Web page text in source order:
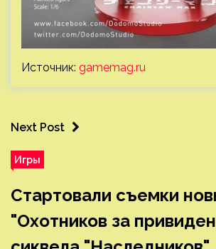
Источник: gamemag.ru
Next Post
Игры
Стартовали съемки
"Охотников за